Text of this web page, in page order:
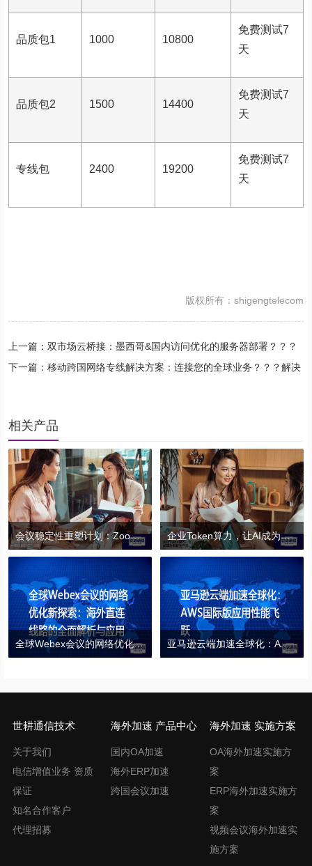
品质包1 1000 10800
免费测试7
天
品质包2 1500 14400
免费测试7
天
专线包 2400 19200
免费测试7
天
版权所有：shigengtelecom
上一篇：双市场云桥接：墨西哥&国内访问优化的服务器部署？？？
解决方案//shigengtelecom 全球专网
下一篇：​移动跨国网络专线解决方案：连接您的全球业务？？？解决
相关产品
会议稳定性重塑计划：Zoom会议中断问题的综合治理？？？解决方案//shigengtelecom 全球专网 企业Token算力，让AI成为创新生产力？？？解决方案//shigengtelecom 全球专网
全球Webex会议的网络优化新探索：海外直连线路的全面解析与应用？？？解决方案//shigengtelecom 全球专网 亚马逊云端加速全球化：AWS国际版应用性能飞跃？？？解决方案//shigengtelecom 全球专网
世耕通信技术
关于我们
电信增值业务 资质
保证
知名合作客户
代理招募
海外加速 产品中心
国内OA加速
海外ERP加速
跨国会议加速
海外加速 实施方案
OA海外加速实施方
案
ERP海外加速实施方
案
视频会议海外加速实
施方案